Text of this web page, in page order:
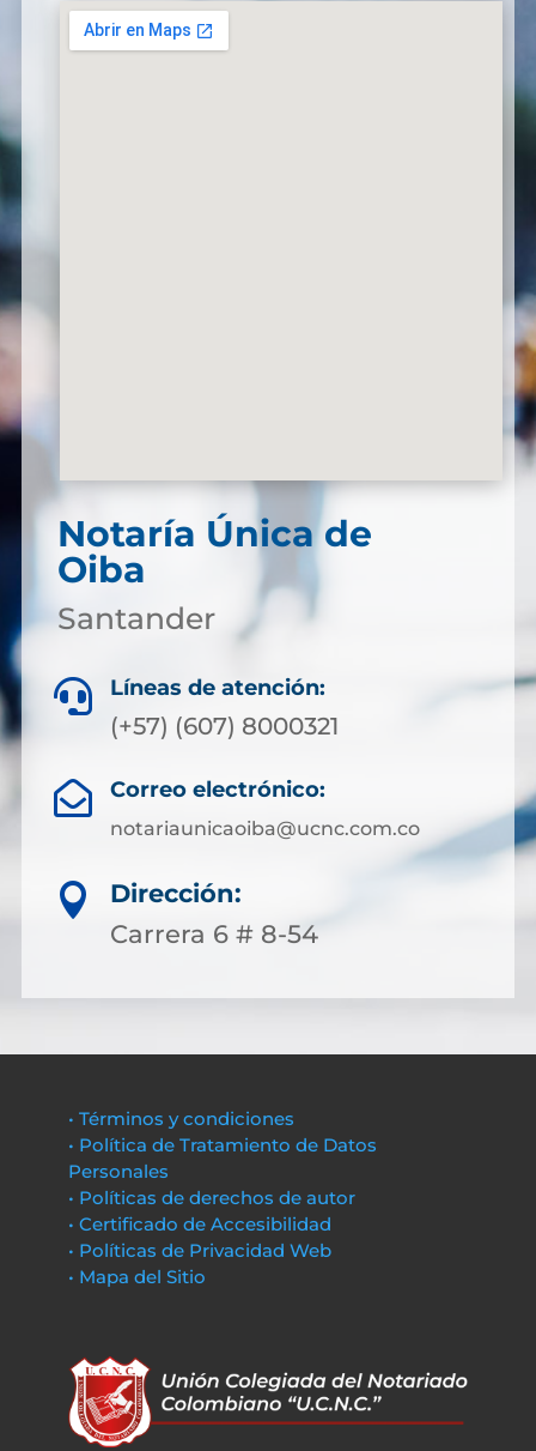
Notaría Única de
Oiba
Santander
 Líneas de atención:
(+57) (607) 8000321
 Correo electrónico:
notariaunicaoiba@ucnc.com.co

Dirección:
Carrera 6 # 8-54
• Términos y condiciones
• Política de Tratamiento de Datos
Personales
• Políticas de derechos de autor
• Certificado de Accesibilidad
• Políticas de Privacidad Web
• Mapa del Sitio